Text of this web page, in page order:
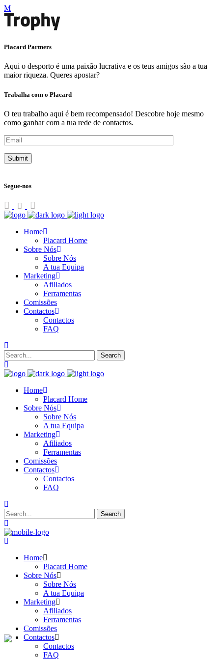
Placard Partners
Aqui o desporto é uma paixão lucrativa e os teus amigos são a tua
maior riqueza. Queres apostar?
Trabalha com o Placard
O teu trabalho aqui é bem recompensado! Descobre hoje mesmo
como ganhar com a tua rede de contactos.
Segue-nos
Home
Placard Home
Sobre Nós
Sobre Nós
A tua Equipa
Marketing
Afiliados
Ferramentas
Comissões
Contactos
Contactos
FAQ
Home
Placard Home
Sobre Nós
Sobre Nós
A tua Equipa
Marketing
Afiliados
Ferramentas
Comissões
Contactos
Contactos
FAQ
Home
Placard Home
Sobre Nós
Sobre Nós
A tua Equipa
Marketing
Afiliados
Ferramentas
Comissões
Contactos
Contactos
FAQ